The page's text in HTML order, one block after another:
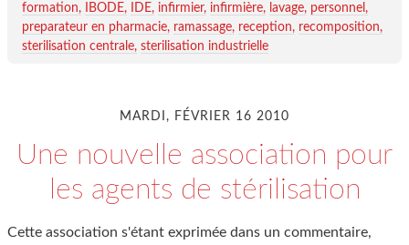
formation
IBODE IDE infirmier infirmière lavage personnel
preparateur en pharmacie ramassage reception
recomposition
sterilisation centrale sterilisation industrielle
MARDI, FÉVRIER 16 2010
Une nouvelle association pour
les agents de stérilisation
Cette association s'étant exprimée dans un commentaire,